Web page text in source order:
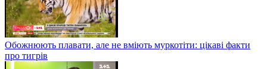
Обожнюють плавати, але не вміють муркотіти: цікаві факти
про тигрів